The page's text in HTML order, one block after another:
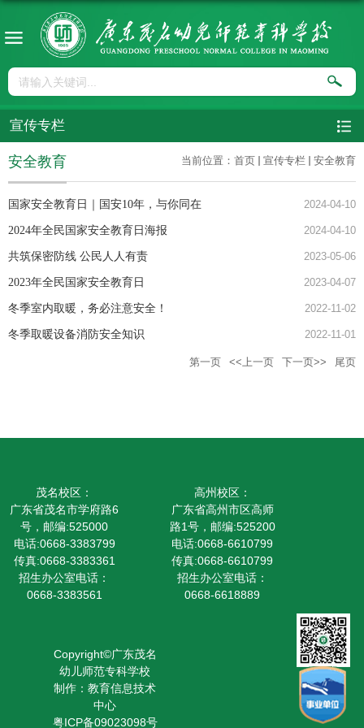
宣传专栏
当前位置： 首页 宣传专栏 安全教育
安全教育
国家安全教育日｜国安10年，与你同在 2024-04-10
2024年全民国家安全教育日海报 2024-04-10
共筑保密防线 公民人人有责 2023-05-06
2023年全民国家安全教育日 2023-04-07
冬季室内取暖，务必注意安全！ 2022-11-02
冬季取暖设备消防安全知识 2022-11-01
第一页 <<上一页 下一页>> 尾页
茂名校区：
广东省茂名市学府路6
号，邮编:525000
电话:0668-3383799
传真:0668-3383361
招生办公室电话：
0668-3383561
高州校区：
广东省高州市区高师
路1号，邮编:525200
电话:0668-6610799
传真:0668-6610799
招生办公室电话：
0668-6618889
Copyright©广东茂名
幼儿师范专科学校
制作：教育信息技术
中心
粤ICP备09023098号